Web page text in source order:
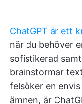
ChatGPT är ett
när du behöver
sofistikerad
brainstormar
felsöker en
ämnen, är